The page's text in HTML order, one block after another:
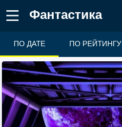
Фантастика
ПО ДАТЕ ПО РЕЙТИНГУ